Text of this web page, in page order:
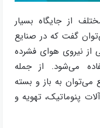
از جایگاه بسیار
گفت که در صنایع
از نیروی هوای فشرده
می‌شود. از جمله
می‌توان به باز و بسته
پنوماتیک، تهویه و